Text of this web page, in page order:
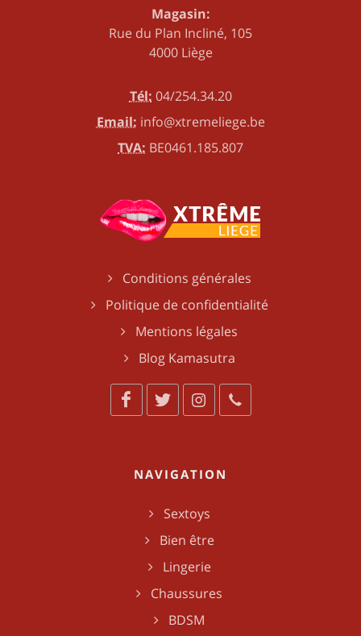
Magasin:
Rue du Plan Incliné, 105
4000 Liège
Tél: 04/254.34.20
Email: info@xtremeliege.be
TVA: BE0461.185.807
Conditions générales
Politique de confidentialité
Mentions légales
Blog Kamasutra
NAVIGATION
Sextoys
Bien être
Lingerie
Chaussures
BDSM